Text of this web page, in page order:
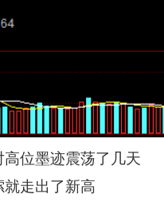
位墨迹震荡了几天
走出了新高